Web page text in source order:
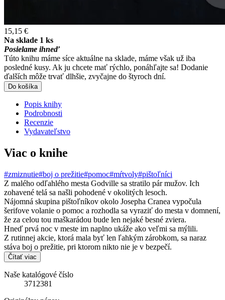
15,15 €
Na sklade 1 ks
Posielame ihneď
Túto knihu máme síce aktuálne na sklade, máme však už iba
posledné kusy. Ak ju chcete mať rýchlo, ponáhľajte sa! Dodanie
ďalších môže trvať dlhšie, zvyčajne do štyroch dní.
Do košíka
Popis knihy
Podrobnosti
Recenzie
Vydavateľstvo
Viac o knihe
#zmiznutie#boj o prežitie#pomoc#mŕtvoly#pištoľníci
Z malého odľahlého mesta Godville sa stratilo pár mužov. Ich
zohavené telá sa našli pohodené v okolitých lesoch.
Nájomná skupina pištoľníkov okolo Josepha Cranea vypočula
šerifove volanie o pomoc a rozhodla sa vyraziť do mesta v domnení,
že za celou tou maškarádou bude len nejaké besné zviera.
Hneď prvá noc v meste im naplno ukáže ako veľmi sa mýlili.
Z rutinnej akcie, ktorá mala byť len ľahkým zárobkom, sa naraz
stáva boj o prežitie, pri ktorom nikto nie je v bezpečí.
Čítať viac
Naše katalógové číslo
3712381